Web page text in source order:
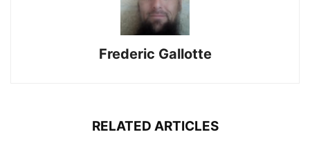
Frederic Gallotte
RELATED ARTICLES